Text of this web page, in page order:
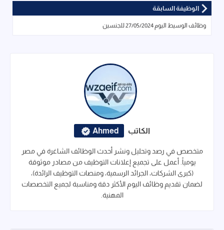
الوظيفة السابقة
وظائف الوسيط اليوم 27/05/2024 للجنسين
الكاتب Ahmed
متخصص في رصد وتحليل ونشر أحدث الوظائف الشاغرة في مصر
يومياً. أعمل على تجميع إعلانات التوظيف من مصادر موثوقة
(كبرى الشركات، الجرائد الرسمية، ومنصات التوظيف الرائدة)،
لضمان تقديم وظائف اليوم الأكثر دقة ومناسبة لجميع التخصصات
المهنية.